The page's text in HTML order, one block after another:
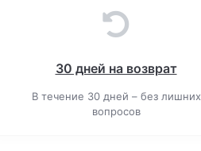
30 дней на возврат
В течение 30 дней – без лишних
вопросов